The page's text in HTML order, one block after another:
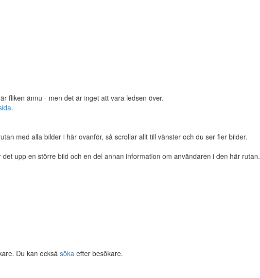
fliken ännu - men det är inget att vara ledsen över.
.
med alla bilder i här ovanför, så scrollar allt till vänster och du ser fler bilder.
upp en större bild och en del annan information om användaren i den här rutan.
Du kan också söka efter besökare.